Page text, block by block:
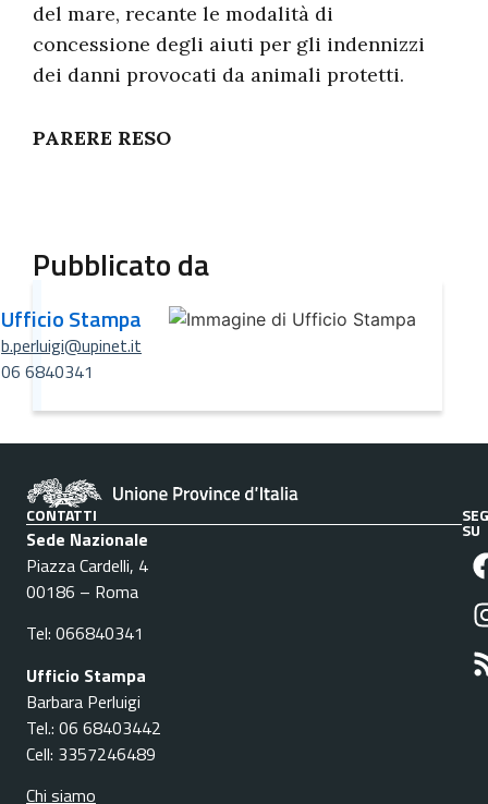
del mare, recante le modalità di
concessione degli aiuti per gli indennizzi
dei danni provocati da animali protetti.
PARERE RESO
Pubblicato da
Ufficio Stampa
b.perluigi@upinet.it
06 6840341
CONTATTI
Sede Nazionale
Piazza Cardelli, 4
00186 – Roma
Tel: 066840341
Ufficio Stampa
Barbara Perluigi
Tel.: 06 68403442
Cell: 3357246489
Chi siamo
SU